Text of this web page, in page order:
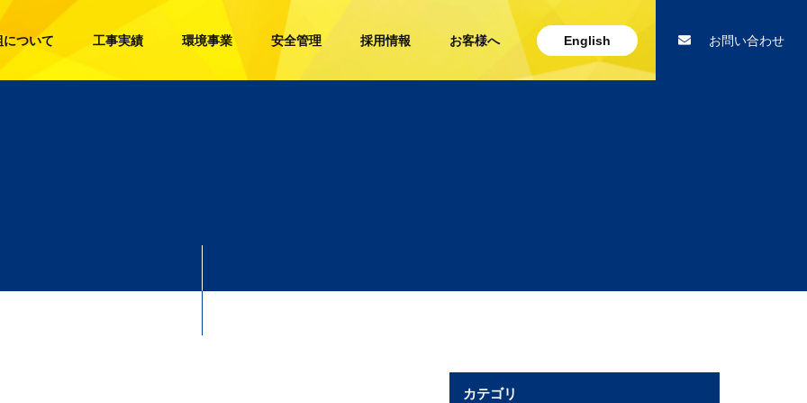
ついて 工事実績 環境事業 安全管理 採用情報 お客様へ English お問い合わせ
カテゴリ